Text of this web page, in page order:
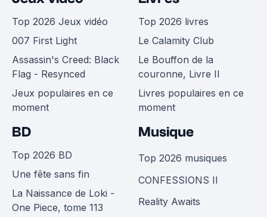
Top 2026 Jeux vidéo
007 First Light
Assassin's Creed: Black
Flag - Resynced
Jeux populaires en ce
moment
Top 2026 livres
Le Calamity Club
Le Bouffon de la
couronne, Livre II
Livres populaires en ce
moment
BD
Top 2026 BD
Une fête sans fin
La Naissance de Loki -
One Piece, tome 113
Musique
Top 2026 musiques
CONFESSIONS II
Reality Awaits